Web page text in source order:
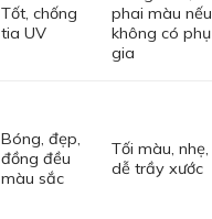
Tốt, chống
tia UV
phai màu nếu
không có phụ
gia
Bóng, đẹp,
đồng đều
màu sắc
Tối màu, nhẹ,
dễ trầy xước